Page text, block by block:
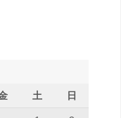
土 日